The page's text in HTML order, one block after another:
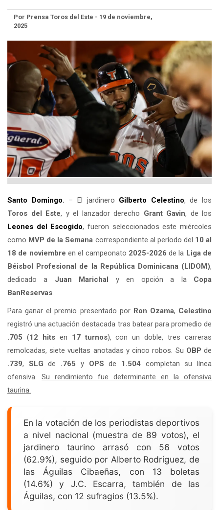
Por Prensa Toros del Este - 19 de noviembre,
2025
Santo Domingo. – El jardinero Gilberto Celestino, de los
Toros del Este, y el lanzador derecho Grant Gavin, de los
Leones del Escogido, fueron seleccionados este miércoles
como MVP de la Semana correspondiente al período del 10 al
18 de noviembre en el campeonato 2025-2026 de la Liga de
Béisbol Profesional de la República Dominicana (LIDOM),
dedicado a Juan Marichal y en opción a la Copa
BanReservas.
Para ganar el premio presentado por Ron Ozama, Celestino
registró una actuación destacada tras batear para promedio de
.705 (12 hitsen 17 turnos), con un doble, tres carreras
remolcadas, siete vueltas anotadas y cinco robos. Su OBP de
.739, SLG de .765 y OPS de 1.504completan su línea
ofensiva. Su rendimiento fue determinante en la ofensiva
taurina.
En la votación de los periodistas deportivos
a nivel nacional (muestra de 89 votos), el
jardinero taurino arrasó con 56 votos
(62.9%), seguido por Alberto Rodríguez, de
las Águilas Cibaeñas, con 13 boletas
(14.6%) y J.C. Escarra, también de las
Águilas, con 12 sufragios (13.5%).